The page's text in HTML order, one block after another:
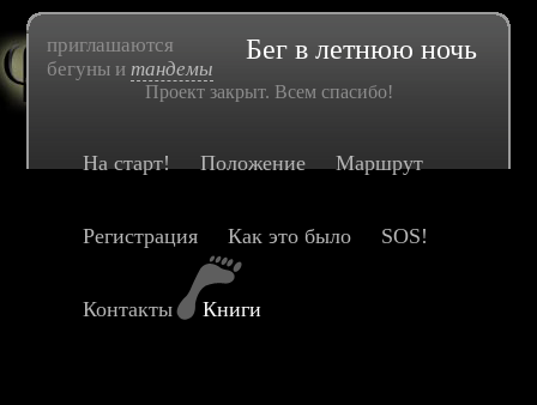
приглашаются
бегуны итандемы
Бег в летнюю ночь
Проект закрыт. Всем спасибо!
На старт! Положение Маршрут
Регистрация Как это было SOS!
Контакты Книги